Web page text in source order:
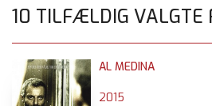
10 TILFÆLDIG VALGTE
AL MEDINA
2015